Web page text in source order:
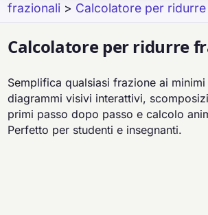
frazionali > Calcolatore per
Calcolatore per ridurre
Semplifica qualsiasi frazione ai
diagrammi visivi interattivi,
primi passo dopo passo e calcolo
Perfetto per studenti e insegnanti.